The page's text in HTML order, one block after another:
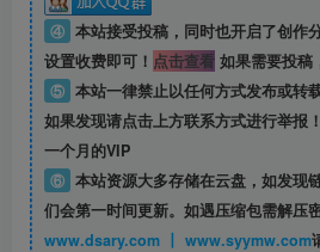
④ 本站接受投稿，同时也开启了创作
设置收费即可！ 点击查看如果需要投稿
⑤ 本站一律禁止以任何方式发布或转
如果发现请点击上方联系方式进行举报
一个月的VIP
⑥ 本站资源大多存储在云盘，如发现
们会第一时间更新。如遇压缩包需解压
www.dsary.com 丨 www.syymw.com